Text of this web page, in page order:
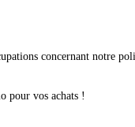
concernant notre
pour vos achats !